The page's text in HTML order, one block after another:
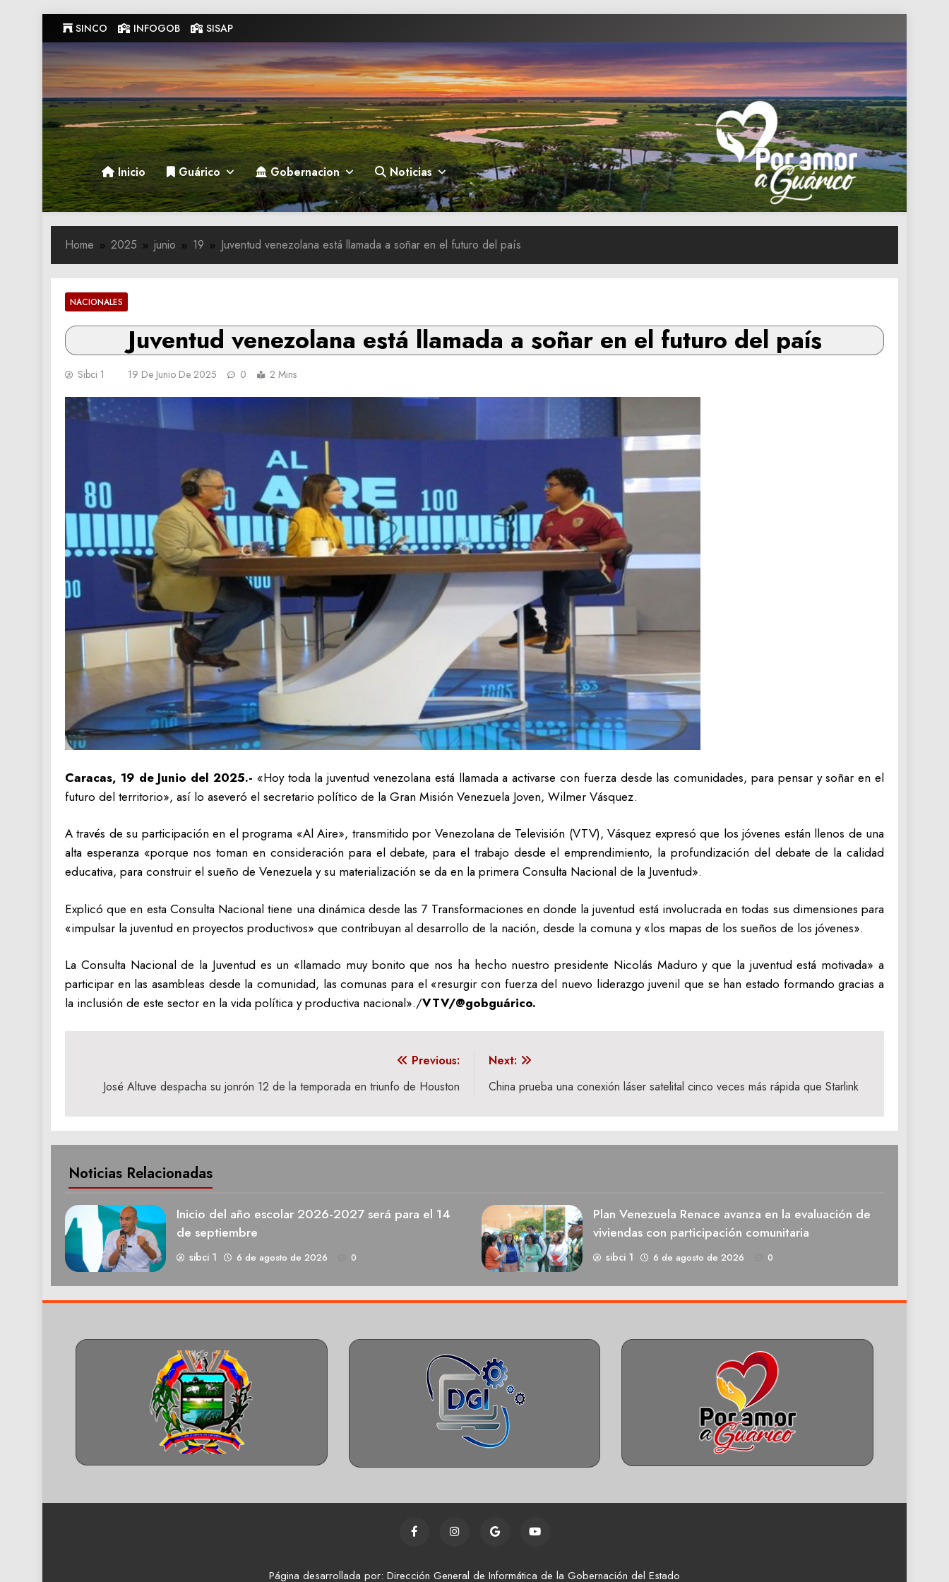
to
content
SINCO INFOGOB SISAP
Gobernacion de Guarico
Gobernacion de Guarico
Inicio Guárico Gobernacion Noticias
Home 2025 junio 19 Juventud venezolana está llamada a soñar en el futuro del país
NACIONALES
Juventud venezolana está llamada a soñar en el futuro del país
Sibci 1 19 De Junio De 2025 0 2 Mins
Caracas, 19 de Junio del 2025.- «Hoy toda la juventud venezolana está llamada a activarse con fuerza desde las comunidades, para pensar y soñar en el
futuro del territorio», así lo aseveró el secretario político de la Gran Misión Venezuela Joven, Wilmer Vásquez.
A través de su participación en el programa «Al Aire», transmitido por Venezolana de Televisión (VTV), Vásquez expresó que los jóvenes están llenos de una
alta esperanza «porque nos toman en consideración para el debate, para el trabajo desde el emprendimiento, la profundización del debate de la calidad
educativa, para construir el sueño de Venezuela y su materialización se da en la primera Consulta Nacional de la Juventud».
Explicó que en esta Consulta Nacional tiene una dinámica desde las 7 Transformaciones en donde la juventud está involucrada en todas sus dimensiones para
«impulsar la juventud en proyectos productivos» que contribuyan al desarrollo de la nación, desde la comuna y «los mapas de los sueños de los jóvenes».
La Consulta Nacional de la Juventud es un «llamado muy bonito que nos ha hecho nuestro presidente Nicolás Maduro y que la juventud está motivada» a
participar en las asambleas desde la comunidad, las comunas para el «resurgir con fuerza del nuevo liderazgo juvenil que se han estado formando gracias a
la inclusión de este sector en la vida política y productiva nacional»./VTV/@gobguárico.
entradas
Previous:
José Altuve despacha su jonrón 12 de la temporada en triunfo de Houston
Next:
China prueba una conexión láser satelital cinco veces más rápida que Starlink
Noticias Relacionadas
Inicio del año escolar 2026-2027 será para el 14
de septiembre
sibci 1 6 de agosto de 2026 0
Plan Venezuela Renace avanza en la evaluación de
viviendas con participación comunitaria
sibci 1 6 de agosto de 2026 0
Página desarrollada por: Dirección General de Informática de la Gobernación del Estado